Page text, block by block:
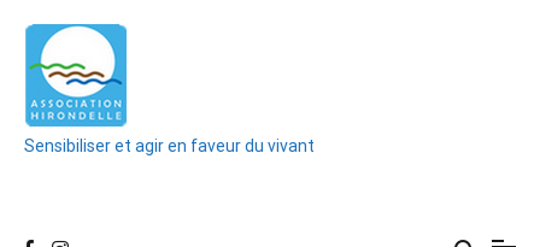
contenu
Sensibiliser et agir en faveur du vivant